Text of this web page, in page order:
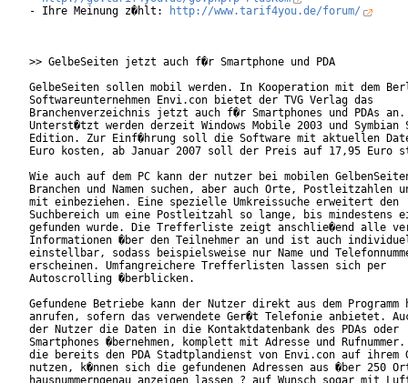
- Ihre Meinung z�hlt:
http://www.tarif4you.de/forum/
>> GelbeSeiten jetzt auch f�r Smartphone und PDA
GelbeSeiten sollen mobil werden. In Kooperation mit dem
Softwareunternehmen Envi.con bietet der TVG Verlag das
Branchenverzeichnis jetzt auch f�r Smartphones und PDAs an.
Unterst�tzt werden derzeit Windows Mobile 2003 und Symbian
Edition. Zur Einf�hrung soll die Software mit aktuellen
Euro kosten, ab Januar 2007 soll der Preis auf 17,95 Euro
Wie auch auf dem PC kann der nutzer bei mobilen
Branchen und Namen suchen, aber auch Orte, Postleitzahlen
mit einbeziehen. Eine spezielle Umkreissuche erweitert den
Suchbereich um eine Postleitzahl so lange, bis mindestens
gefunden wurde. Die Trefferliste zeigt anschlie�end alle
Informationen �ber den Teilnehmer an und ist auch
einstellbar, sodass beispielsweise nur Name und
erscheinen. Umfangreichere Trefferlisten lassen sich per
Autoscrolling �berblicken.
Gefundene Betriebe kann der Nutzer direkt aus dem Programm
anrufen, sofern das verwendete Ger�t Telefonie anbietet.
der Nutzer die Daten in die Kontaktdatenbank des PDAs oder
Smartphones �bernehmen, komplett mit Adresse und Rufnummer.
die bereits den PDA Stadtplandienst von Envi.con auf ihrem
nutzen, k�nnen sich die gefundenen Adressen aus �ber 250
hausnummerngenau anzeigen lassen ? auf Wunsch sogar